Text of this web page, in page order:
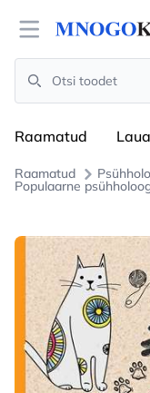
Open menu
Search
Raamatud
Raamatud
Populaarne